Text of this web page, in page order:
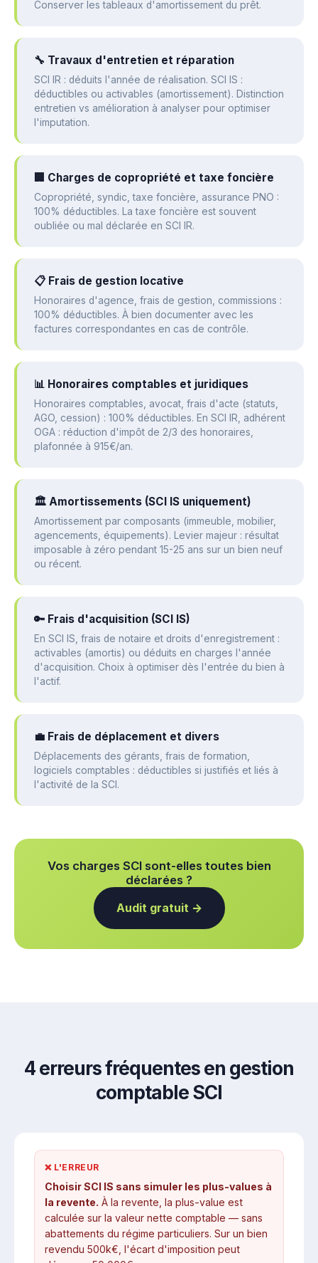
Conserver les tableaux d'amortissement du prêt.
🔧 Travaux d'entretien et réparation
SCI IR : déduits l'année de réalisation. SCI IS :
déductibles ou activables (amortissement). Distinction
entretien vs amélioration à analyser pour optimiser
l'imputation.
🏢 Charges de copropriété et taxe foncière
Copropriété, syndic, taxe foncière, assurance PNO :
100% déductibles. La taxe foncière est souvent
oubliée ou mal déclarée en SCI IR.
📋 Frais de gestion locative
Honoraires d'agence, frais de gestion, commissions :
100% déductibles. À bien documenter avec les
factures correspondantes en cas de contrôle.
📊 Honoraires comptables et juridiques
Honoraires comptables, avocat, frais d'acte (statuts,
AGO, cession) : 100% déductibles. En SCI IR, adhérent
OGA : réduction d'impôt de 2/3 des honoraires,
plafonnée à 915€/an.
🏛️ Amortissements (SCI IS uniquement)
Amortissement par composants (immeuble, mobilier,
agencements, équipements). Levier majeur : résultat
imposable à zéro pendant 15-25 ans sur un bien neuf
ou récent.
🔑 Frais d'acquisition (SCI IS)
En SCI IS, frais de notaire et droits d'enregistrement :
activables (amortis) ou déduits en charges l'année
d'acquisition. Choix à optimiser dès l'entrée du bien à
l'actif.
💼 Frais de déplacement et divers
Déplacements des gérants, frais de formation,
logiciels comptables : déductibles si justifiés et liés à
l'activité de la SCI.
Vos charges SCI sont-elles toutes bien
déclarées ?
Audit gratuit →
4 erreurs fréquentes en gestion
comptable SCI
❌ L'ERREUR
Choisir SCI IS sans simuler les plus-values à
la revente. À la revente, la plus-value est
calculée sur la valeur nette comptable — sans
abattements du régime particuliers. Sur un bien
revendu 500k€, l'écart d'imposition peut